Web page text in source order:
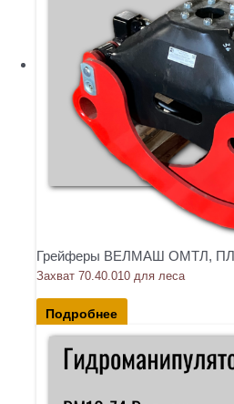
Грейферы ВЕЛМАШ ОМТЛ, ПЛ
Захват 70.40.010 для леса
Подробнее